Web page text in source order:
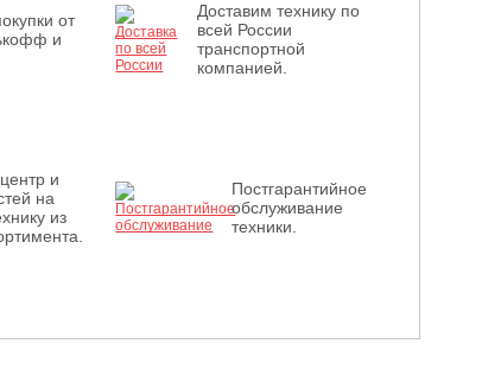
от
и
Доставим технику по
всей России
транспортной
компанией.
и
на
из
Постгарантийное
обслуживание
техники.